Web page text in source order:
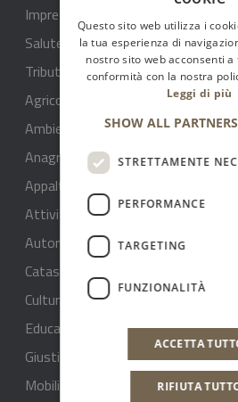
Imprese e commercio
Salute, benessere e assistenza
Tributi, finanze e contravvenzioni
Agricoltura
Ambiente
Anagrafe e stato civile
Appalti pubblici
Attività produttive e commercio
Autorizzazioni
Catasto e urbanistica
Cultura e tempo libero
Educazione e formazione
Giustizia e sicurezza pubblica
Mobilità e trasporti
Questo sito web utilizza i
la tua esperienza di
nostro sito web acconsenti
conformità con la nostra
Leggi di più
SHOW ALL PARTNERS
STRETTAMENTE
PERFORMANCE
TARGETING
FUNZIONALITÀ
ACCETTA
RIFIUTA